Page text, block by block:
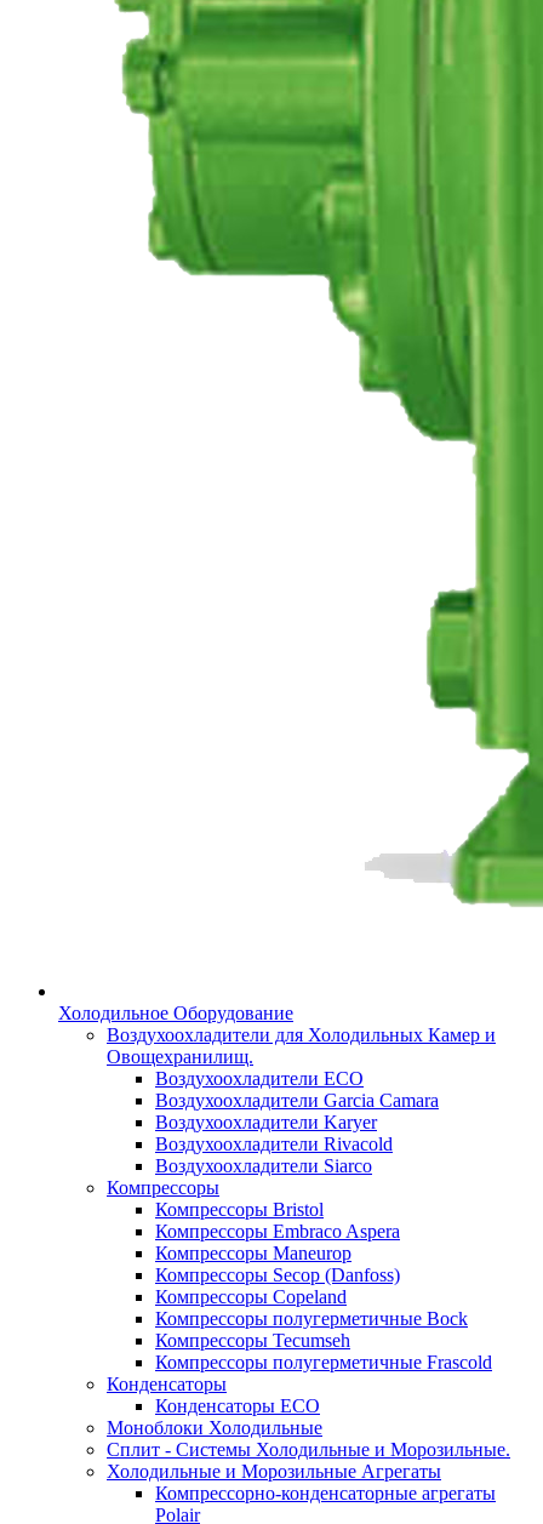
Холодильное Оборудование
Воздухоохладители для Холодильных Камер и
Овощехранилищ.
Воздухоохладители ECO
Воздухоохладители Garcia Camara
Воздухоохладители Karyer
Воздухоохладители Rivacold
Воздухоохладители Siarco
Компрессоры
Компрессоры Bristol
Компрессоры Embraco Aspera
Компрессоры Maneurop
Компрессоры Secop (Danfoss)
Компрессоры Copeland
Компрессоры полугерметичные Bock
Компрессоры Tecumseh
Компрессоры полугерметичные Frascold
Конденсаторы
Конденсаторы ECO
Моноблоки Холодильные
Сплит - Системы Холодильные и Морозильные.
Холодильные и Морозильные Агрегаты
Компрессорно-конденсаторные агрегаты
Polair